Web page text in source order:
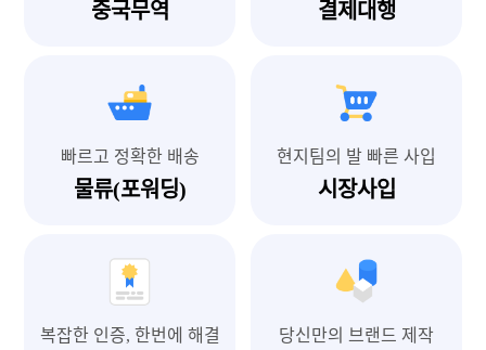
중국무역 결제대행
빠르고 정확한 배송
물류(포워딩)
현지팀의 발 빠른 사입
시장사입
복잡한 인증, 한번에 해결 당신만의 브랜드 제작